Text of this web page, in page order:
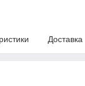
Доставка